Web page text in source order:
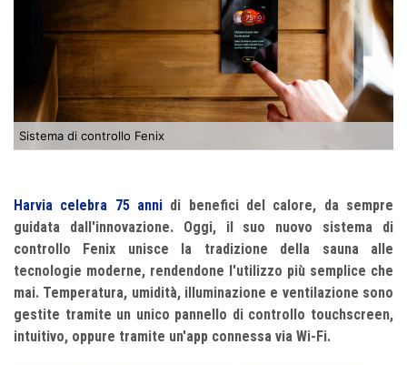
Sistema di controllo Fenix
Harvia celebra 75 anni di benefici del calore, da sempre
guidata dall'innovazione. Oggi, il suo nuovo sistema di
controllo Fenix unisce la tradizione della sauna alle
tecnologie moderne, rendendone l'utilizzo più semplice che
mai. Temperatura, umidità, illuminazione e ventilazione sono
gestite tramite un unico pannello di controllo touchscreen,
intuitivo, oppure tramite un'app connessa via Wi-Fi.